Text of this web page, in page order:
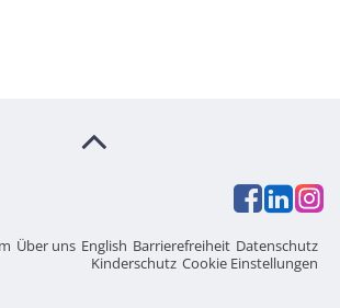
Über uns English Barrierefreiheit Datenschutz
Kinderschutz Cookie Einstellungen